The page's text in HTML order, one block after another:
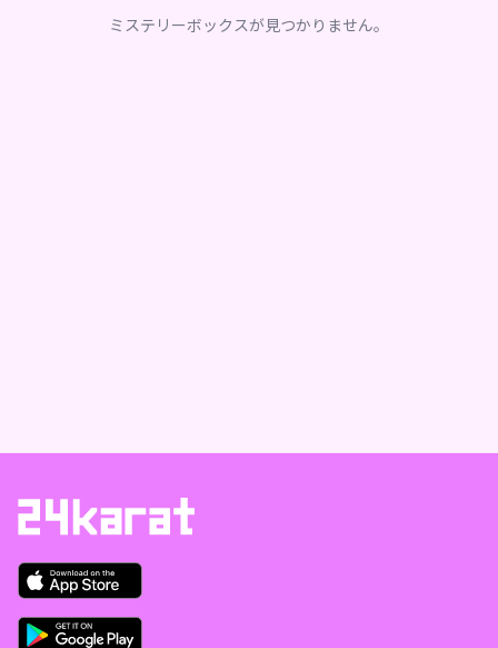
ミステリーボックスが見つかりません。